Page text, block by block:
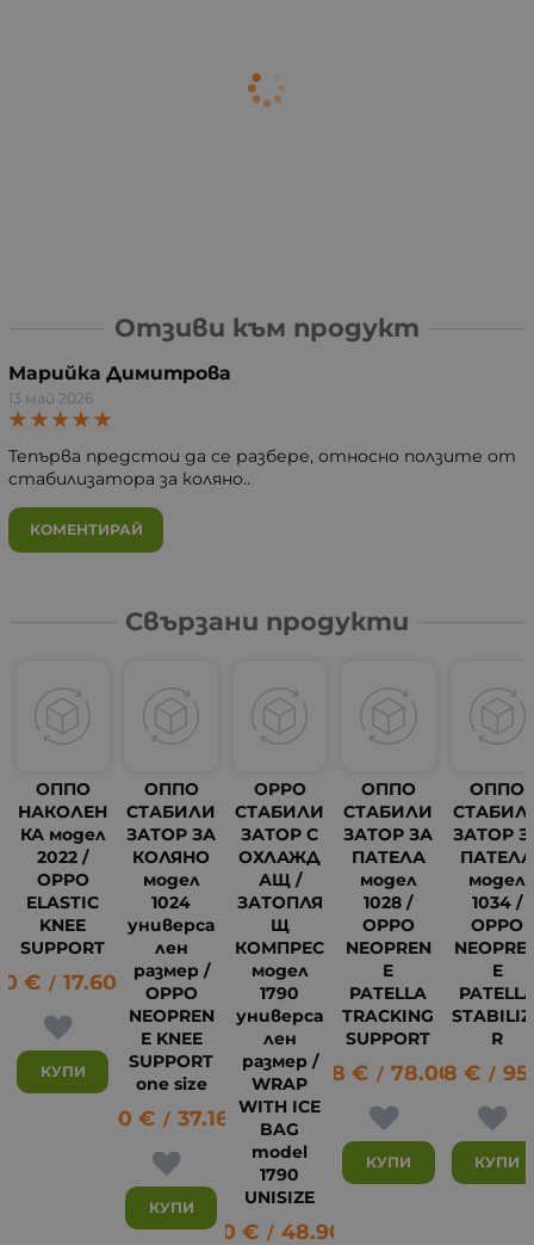
Отзиви към продукт
Марийка Димитрова
13 май 2026
Тепърва предстои да се разбере, относно ползите от
стабилизатора за коляно..
КОМЕНТИРАЙ
Свързани продукти
ОППО
НАКОЛЕН
КА модел
2022 /
OPPO
ELASTIC
KNEE
SUPPORT
€ / 17.60 лв.
КУПИ
ОППО
СТАБИЛИ
ЗАТОР ЗА
КОЛЯНО
модел
1024
универса
лен
размер /
OPPO
NEOPREN
E KNEE
SUPPORT
one size
19.00 € / 37.16 лв.
КУПИ
OPPO
СТАБИЛИ
ЗАТОР С
ОХЛАЖД
АЩ /
ЗАТОПЛЯ
Щ
КОМПРЕС
модел
1790
универса
лен
размер /
WRAP
WITH ICE
BAG
model
1790
UNISIZE
25.00 € / 48.90
ОППО
СТАБИЛИ
ЗАТОР ЗА
ПАТЕЛА
модел
1028 /
OPPO
NEOPREN
E
PATELLA
TRACKING
SUPPORT
39.88 € / 78.00 лв.
КУПИ
ОППО
ЗАТОР
ПАТЕЛА
модел
1034 /
OPPO
E
R
49.08 € /
КУПИ